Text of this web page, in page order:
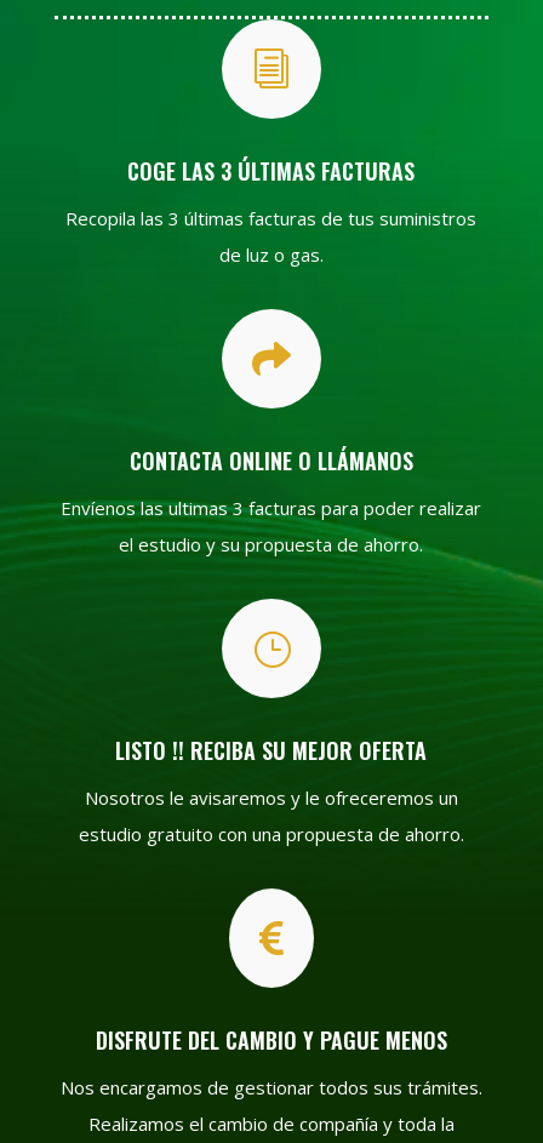
i
COGE LAS 3 ÚLTIMAS FACTURAS
Recopila las 3 últimas facturas de tus suministros
de luz o gas.

CONTACTA ONLINE O LLÁMANOS
Envíenos las ultimas 3 facturas para poder realizar
el estudio y su propuesta de ahorro.
}
LISTO !! RECIBA SU MEJOR OFERTA
Nosotros le avisaremos y le ofreceremos un
estudio gratuito con una propuesta de ahorro.

DISFRUTE DEL CAMBIO Y PAGUE MENOS
Nos encargamos de gestionar todos sus trámites.
Realizamos el cambio de compañía y toda la